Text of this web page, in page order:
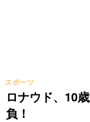
ロナウド、10
負！
スポーツ